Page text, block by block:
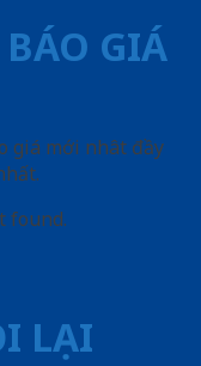
GIÁ
giá mới nhât đầy
found.
LẠI